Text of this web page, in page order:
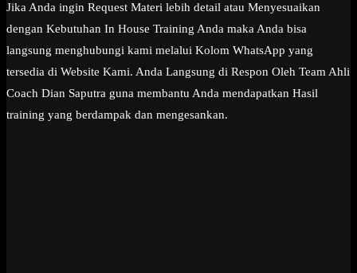
Jika Anda ingin Request Materi lebih detail atau Menyesuaikan
dengan Kebutuhan In House Training Anda maka Anda bisa
langsung menghubungi kami melalui Kolom WhatsApp yang
tersedia di Website Kami. Anda Langsung di Respon Oleh Team Ahli
Coach Dian Saputra guna membantu Anda mendapatkan Hasil
training yang berdampak dan mengesankan.